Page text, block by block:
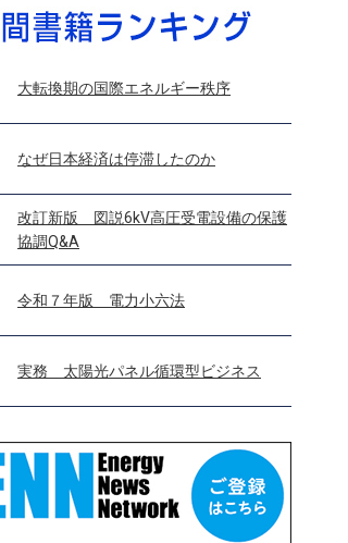
大転換期の国際エネルギー秩序
なぜ日本経済は停滞したのか
改訂新版 図説6kV高圧受電設備の保護
協調Q&A
令和７年版 電力小六法
実務 太陽光パネル循環型ビジネス